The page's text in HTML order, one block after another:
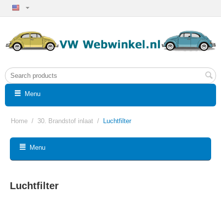
Menu
Home / 30. Brandstof inlaat / Luchtfilter
Menu
Luchtfilter